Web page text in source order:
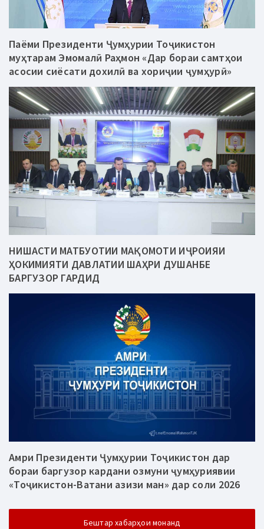
Паёми Президенти Ҷумҳурии Тоҷикистон
муҳтарам Эмомалӣ Раҳмон «Дар бораи самтҳои
асосии сиёсати дохилӣ ва хориҷии ҷумҳурӣ»
НИШАСТИ МАТБУОТИИ МАҚОМОТИ ИҶРОИЯИ
ҲОКИМИЯТИ ДАВЛАТИИ ШАҲРИ ДУШАНБЕ
БАРГУЗОР ГАРДИД
Амри Президенти Ҷумҳурии Тоҷикистон дар
бораи баргузор кардани озмуни ҷумҳуриявии
«Тоҷикистон-Ватани азизи ман» дар соли 2026
Бештар хабарҳои монанд